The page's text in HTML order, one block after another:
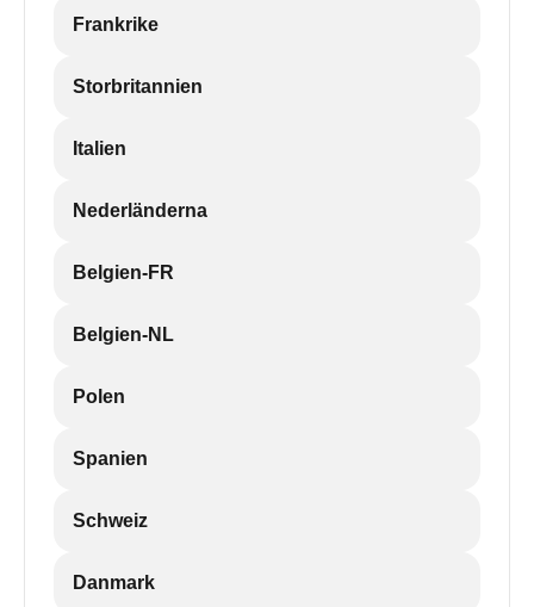
Frankrike
Storbritannien
Italien
Nederländerna
Belgien-FR
Belgien-NL
Polen
Spanien
Schweiz
Danmark